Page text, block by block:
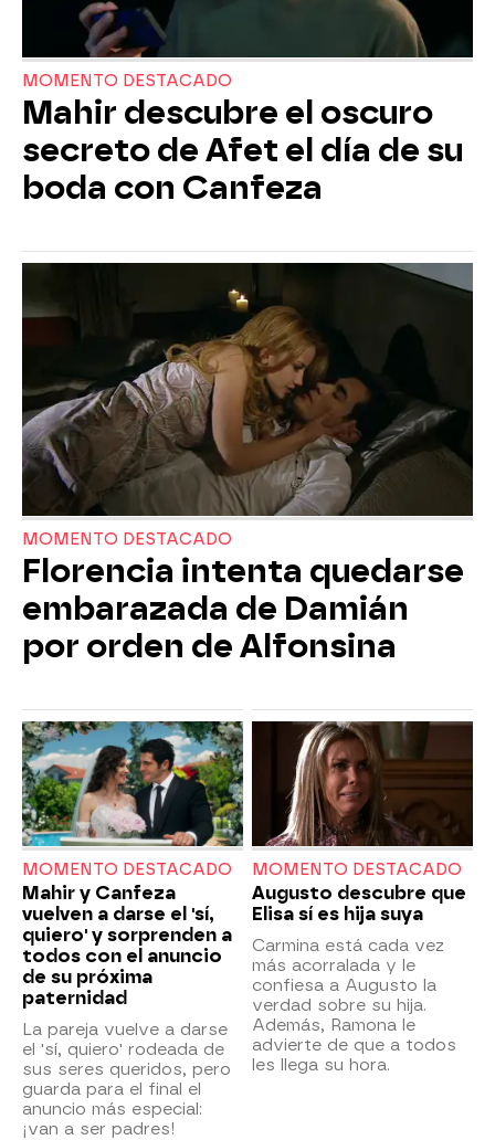
MOMENTO DESTACADO
Mahir descubre el oscuro
secreto de Afet el día de su
boda con Canfeza
MOMENTO DESTACADO
Florencia intenta quedarse
embarazada de Damián
por orden de Alfonsina
MOMENTO DESTACADO
Mahir y Canfeza
vuelven a darse el 'sí,
quiero' y sorprenden a
todos con el anuncio
de su próxima
paternidad
La pareja vuelve a darse
el 'sí, quiero' rodeada de
sus seres queridos, pero
guarda para el final el
anuncio más especial:
¡van a ser padres!
MOMENTO DESTACADO
Augusto descubre que
Elisa sí es hija suya
Carmina está cada vez
más acorralada y le
confiesa a Augusto la
verdad sobre su hija.
Además, Ramona le
advierte de que a todos
les llega su hora.